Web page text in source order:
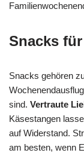
Snacks
Snacks gehören
sind. Vertraute
Käsestangen
auf Widerstand.
am besten, wenn